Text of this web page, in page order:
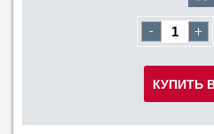
- +
КУПИТЬ